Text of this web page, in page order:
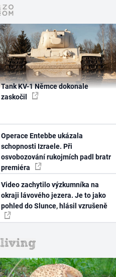
Tank KV-1 Němce dokonale
zaskočil
Operace Entebbe ukázala
schopnosti Izraele. Při
osvobozování rukojmích padl bratr
premiéra
Video zachytilo výzkumníka na
okraji lávového jezera. Je to jako
pohled do Slunce, hlásil vzrušeně